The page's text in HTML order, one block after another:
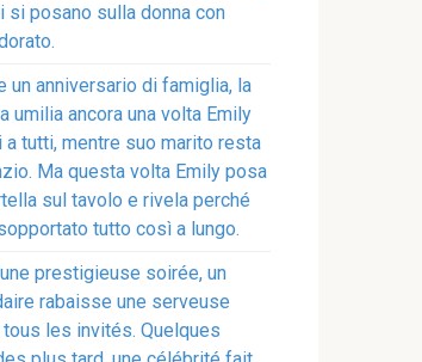
si posano sulla donna con
un anniversario di famiglia, la
umilia ancora una volta Emily
a tutti, mentre suo marito resta
Ma questa volta Emily posa
sul tavolo e rivela perché
tutto così a lungo.
prestigieuse soirée, un
rabaisse une serveuse
les invités. Quelques